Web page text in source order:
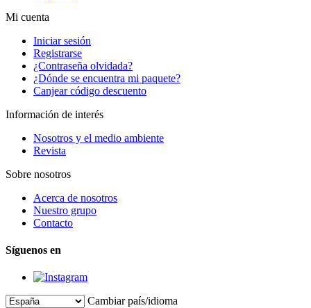
Mi cuenta
Iniciar sesión
Registrarse
¿Contraseña olvidada?
¿Dónde se encuentra mi paquete?
Canjear código descuento
Información de interés
Nosotros y el medio ambiente
Revista
Sobre nosotros
Acerca de nosotros
Nuestro grupo
Contacto
Síguenos en
Cambiar país/idioma